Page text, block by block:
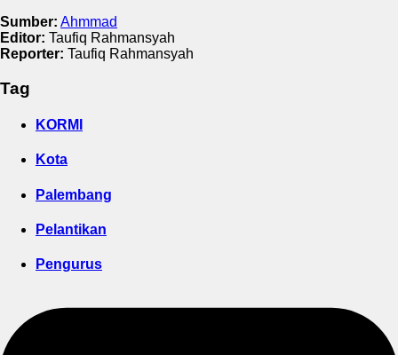
Sumber: Ahmmad
Editor: Taufiq Rahmansyah
Reporter: Taufiq Rahmansyah
Tag
KORMI
Kota
Palembang
Pelantikan
Pengurus